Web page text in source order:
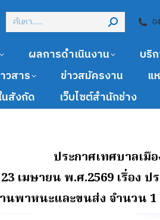
ผลการดำเนินงาน บริ
วสาร ข่าวสมัครงาน แ
นสังกัด เว็บไซต์สำนักช่าง
ประกาศเทศบาลเมื
เมษายน พ.ศ.2569 เรื่อง ป
นพาหนะและขนส่ง จํานวน 1